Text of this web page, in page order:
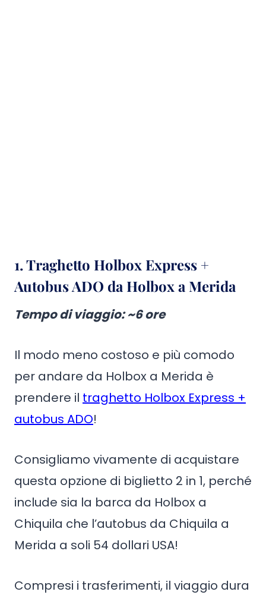
1. Traghetto Holbox Express +
Autobus ADO da Holbox a Merida
Tempo di viaggio: ~6 ore
Il modo meno costoso e più comodo
per andare da Holbox a Merida è
prendere il traghetto Holbox Express +
autobus ADO!
Consigliamo vivamente di acquistare
questa opzione di biglietto 2 in 1, perché
include sia la barca da Holbox a
Chiquila che l’autobus da Chiquila a
Merida a soli 54 dollari USA!
Compresi i trasferimenti, il viaggio dura